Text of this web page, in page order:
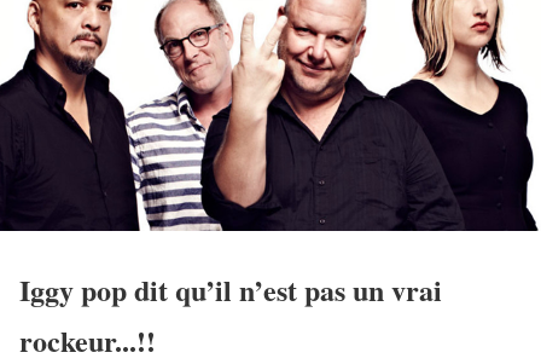
Iggy pop dit qu’il n’est pas un vrai
rockeur...!!